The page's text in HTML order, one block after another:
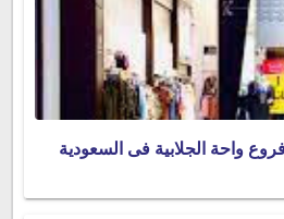
واحة الجلابية فى السعودية